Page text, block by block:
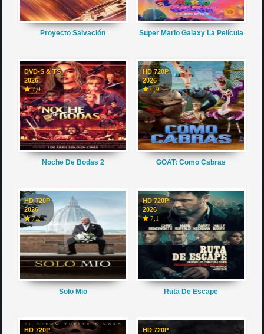
Proyecto Salvación Super Mario Galaxy La Película
DVD-S & TS
2026
7,0
Noche De Bodas 2
HD 720P
2026
6,9
GOAT: Como Cabras
HD 720P
2026
7,2
Solo Mio
HD 720P
2026
7,1
Ruta De Escape
HD 720P
HD 720P